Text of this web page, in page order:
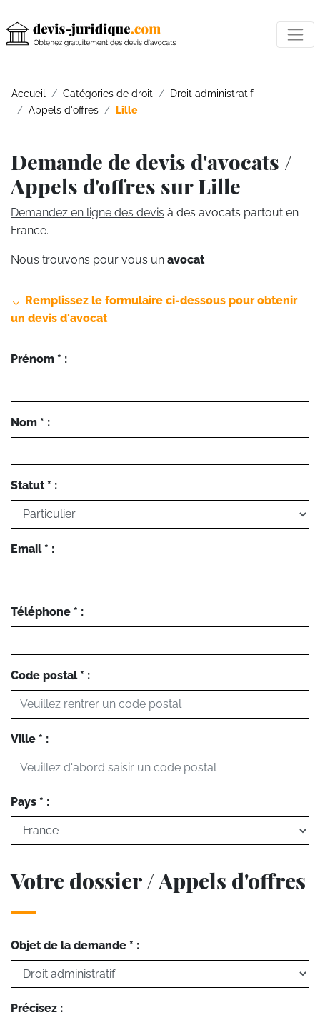
Accueil Catégories de droit
Droit administratif
Appels d'offres
Lille
Demande de devis d'avocats /
Appels d'offres sur Lille
Demandez en ligne des devis à des avocats partout en
France.
Nous trouvons pour vous un avocat
Remplissez le formulaire ci-dessous pour obtenir
un devis d'avocat
Prénom * :
Nom * :
Statut * :
Email * :
Téléphone * :
Code postal * :
Ville * :
Pays * :
Votre dossier / Appels d'offres
Objet de la demande * :
Précisez :